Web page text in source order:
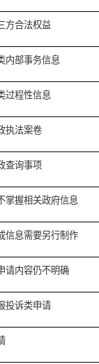
方合法权益
内部事务信息
过程性信息
执法案卷
查询事项
掌握相关政府信息
信息需要另行制作
请内容仍不明确
投诉类申请